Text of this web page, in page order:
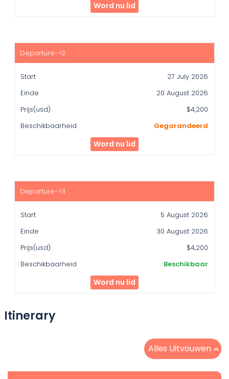
Word nu lid
27 July 2026
20 August 2026
$4,200
Gegarandeerd
Word nu lid
5 August 2026
30 August 2026
$4,200
Beschikbaar
Word nu lid
Itinerary
Alles Uitvouwen